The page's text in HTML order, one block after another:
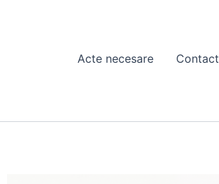
Acte necesare
Contact